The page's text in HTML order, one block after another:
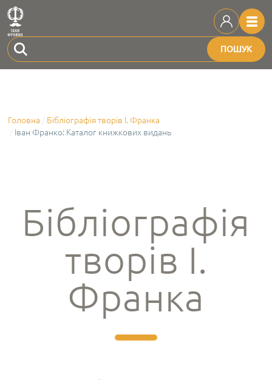
ПОШУК
Головна
Бібліографія творів І. Франка
Іван Франко: Каталог книжкових видань
Бібліографія
творів І.
Франка